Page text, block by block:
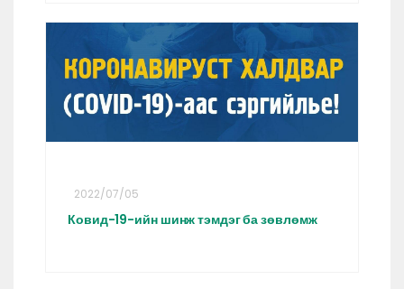
2022/07/05
Ковид-19-ийн шинж тэмдэг ба зөвлөмж